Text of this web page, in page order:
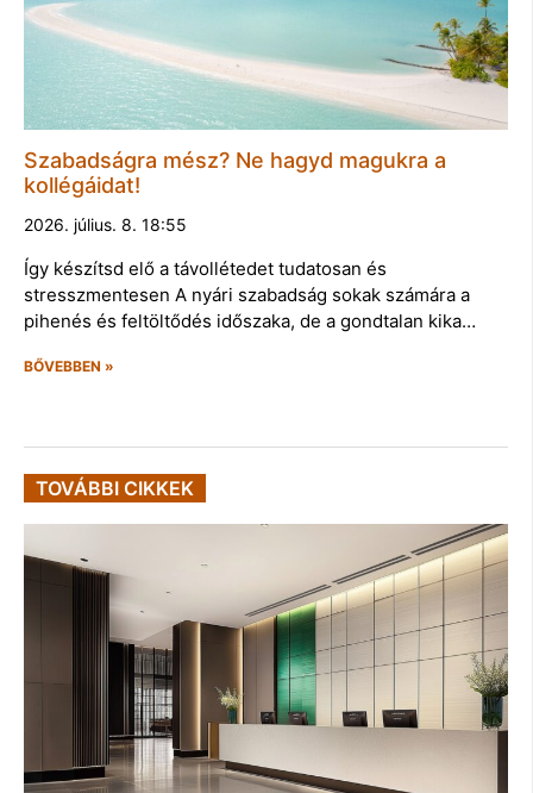
Szabadságra mész? Ne hagyd magukra a
kollégáidat!
2026. július. 8. 18:55
Így készítsd elő a távollétedet tudatosan és
stresszmentesen A nyári szabadság sokak számára a
pihenés és feltöltődés időszaka, de a gondtalan kika…
BŐVEBBEN »
TOVÁBBI CIKKEK